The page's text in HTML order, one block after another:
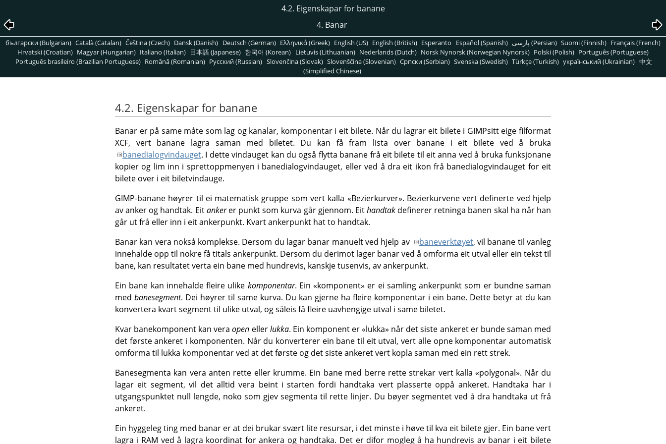
4.2. Eigenskapar for banane
4. Banar
български (Bulgarian) Català (Catalan) Čeština (Czech) Dansk (Danish) Deutsch (German) Ελληνικά (Greek) English (US) English (British) Esperanto Español (Spanish) پارسی (Persian) Suomi (Finnish) Français (French)
Hrvatski (Croatian) Magyar (Hungarian) Italiano (Italian) 日本語 (Japanese) 한국어 (Korean) Lietuvis (Lithuanian) Nederlands (Dutch) Norsk Nynorsk (Norwegian Nynorsk) Polski (Polish) Português (Portuguese)
Português brasileiro (Brazilian Portuguese) Română (Romanian) Pусский (Russian) Slovenčina (Slovak) Slovenščina (Slovenian) Српски (Serbian) Svenska (Swedish) Türkçe (Turkish) український (Ukrainian) 中文
(Simplified Chinese)
4.2. Eigenskapar for banane
Banar er på same måte som lag og kanalar, komponentar i eit bilete. Når du lagrar eit bilete i GIMPsitt eige filformat
XCF, vert banane lagra saman med biletet. Du kan få fram lista over banane i eit bilete ved å bruka
banedialogvindauget. I dette vindauget kan du også flytta banane frå eit bilete til eit anna ved å bruka funksjonane
kopier og lim inn i sprettoppmenyen i banedialogvindauget, eller ved å dra eit ikon frå banedialogvindauget for eit
bilete over i eit biletvindauge.
GIMP-banane høyrer til ei matematisk gruppe som vert kalla «Bezierkurver». Bezierkurvene vert definerte ved hjelp
av anker og handtak. Eitankerer punkt som kurva går gjennom. Eithandtakdefinerer retninga banen skal ha når han
går ut frå eller inn i eit ankerpunkt. Kvart ankerpunkt hat to handtak.
Banar kan vera nokså komplekse. Dersom du lagar banar manuelt ved hjelp av
baneverktøyet, vil banane til vanleg
innehalde opp til nokre få titals ankerpunkt. Dersom du derimot lager banar ved å omforma eit utval eller ein tekst til
bane, kan resultatet verta ein bane med hundrevis, kanskje tusenvis, av ankerpunkt.
Ein bane kan innehalde fleire ulike komponentar. Ein «komponent» er ei samling ankerpunkt som er bundne saman
med banesegment. Dei høyrer til same kurva. Du kan gjerne ha fleire komponentar i ein bane. Dette betyr at du kan
konvertera kvart segment til ulike utval, og såleis få fleire uavhengige utval i same biletet.
Kvar banekomponent kan veraopen ellerlukka. Ein komponent er «lukka» når det siste ankeret er bunde saman med
det første ankeret i komponenten. Når du konverterer ein bane til eit utval, vert alle opne komponentar automatisk
omforma til lukka komponentar ved at det første og det siste ankeret vert kopla saman med ein rett strek.
Banesegmenta kan vera anten rette eller krumme. Ein bane med berre rette strekar vert kalla «polygonal». Når du
lagar eit segment, vil det alltid vera beint i starten fordi handtaka vert plasserte oppå ankeret. Handtaka har i
utgangspunktet null lengde, noko som gjev segmenta til rette linjer. Du bøyer segmentet ved å dra handtaka ut frå
ankeret.
Ein hyggeleg ting med banar er at dei brukar svært lite resursar, i det minste i høve til kva eit bilete gjer. Ein bane vert
lagra i RAM ved å lagra koordinat for ankera og handtaka. Det er difor mogleg å ha hundrevis av banar i eit bilete